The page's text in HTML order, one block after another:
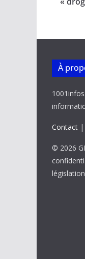
À
Contact |
© 2026